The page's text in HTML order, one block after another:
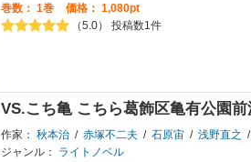
巻数： 1巻
価格： 1,080pt
（5.0） 投稿数1件
VS.こち亀 こちら葛飾区亀有公園
作家： 秋本治 / 赤塚不二夫 / 石原宙 / 浅野直之 /
ジャンル：
ライトノベル